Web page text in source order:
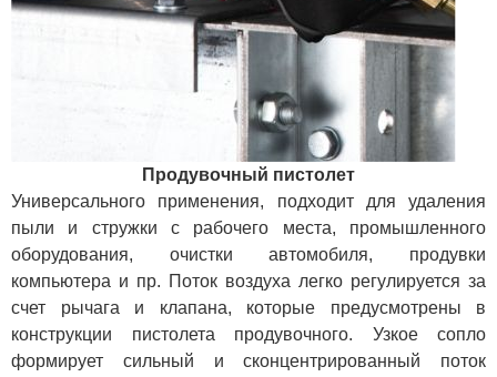
Продувочный пистолет
Универсального применения, подходит для удаления
пыли и стружки с рабочего места, промышленного
оборудования, очистки автомобиля, продувки
компьютера и пр. Поток воздуха легко регулируется за
счет рычага и клапана, которые предусмотрены в
конструкции пистолета продувочного. Узкое сопло
формирует сильный и сконцентрированный поток